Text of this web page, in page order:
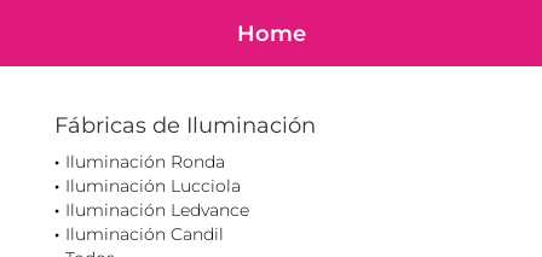
Home
Fábricas de Iluminación
Iluminación Ronda
Iluminación Lucciola
Iluminación Ledvance
Iluminación Candil